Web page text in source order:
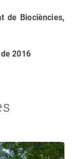
de Biociències,
2016